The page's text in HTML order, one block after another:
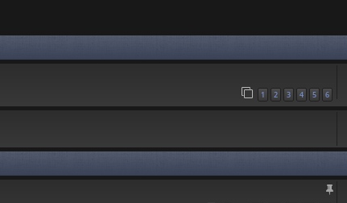
1 2 3 4 5 6